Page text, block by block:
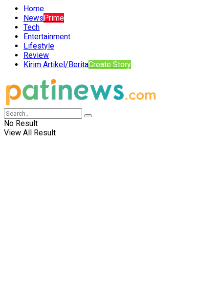
Home
NewsPrime
Tech
Entertainment
Lifestyle
Review
Kirim Artikel/BeritaCreate Story
No Result
View All Result